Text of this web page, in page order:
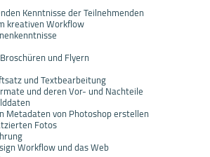
Kenntnisse der Teilnehmenden
kreativen Workflow
und Flyern
und Textbearbeitung
und deren Vor- und Nachteile
Metadaten von Photoshop erstellen
Fotos
Workflow und das Web